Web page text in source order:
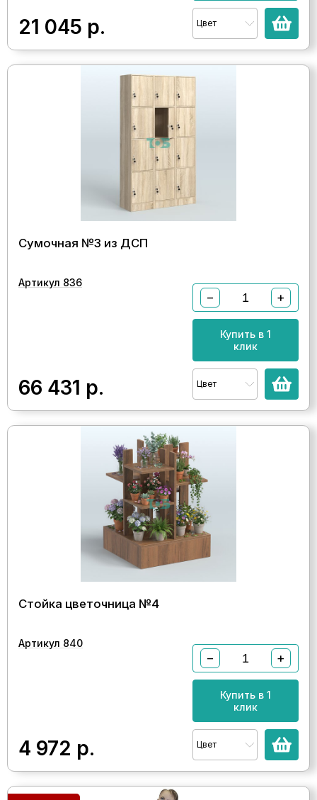
21 045 р. Цвет
Сумочная №3 из ДСП
Артикул 836
66 431 р.
− +
Купить в 1
клик
Цвет
Стойка цветочница №4
Артикул 840
4 972 р.
− +
Купить в 1
клик
Цвет